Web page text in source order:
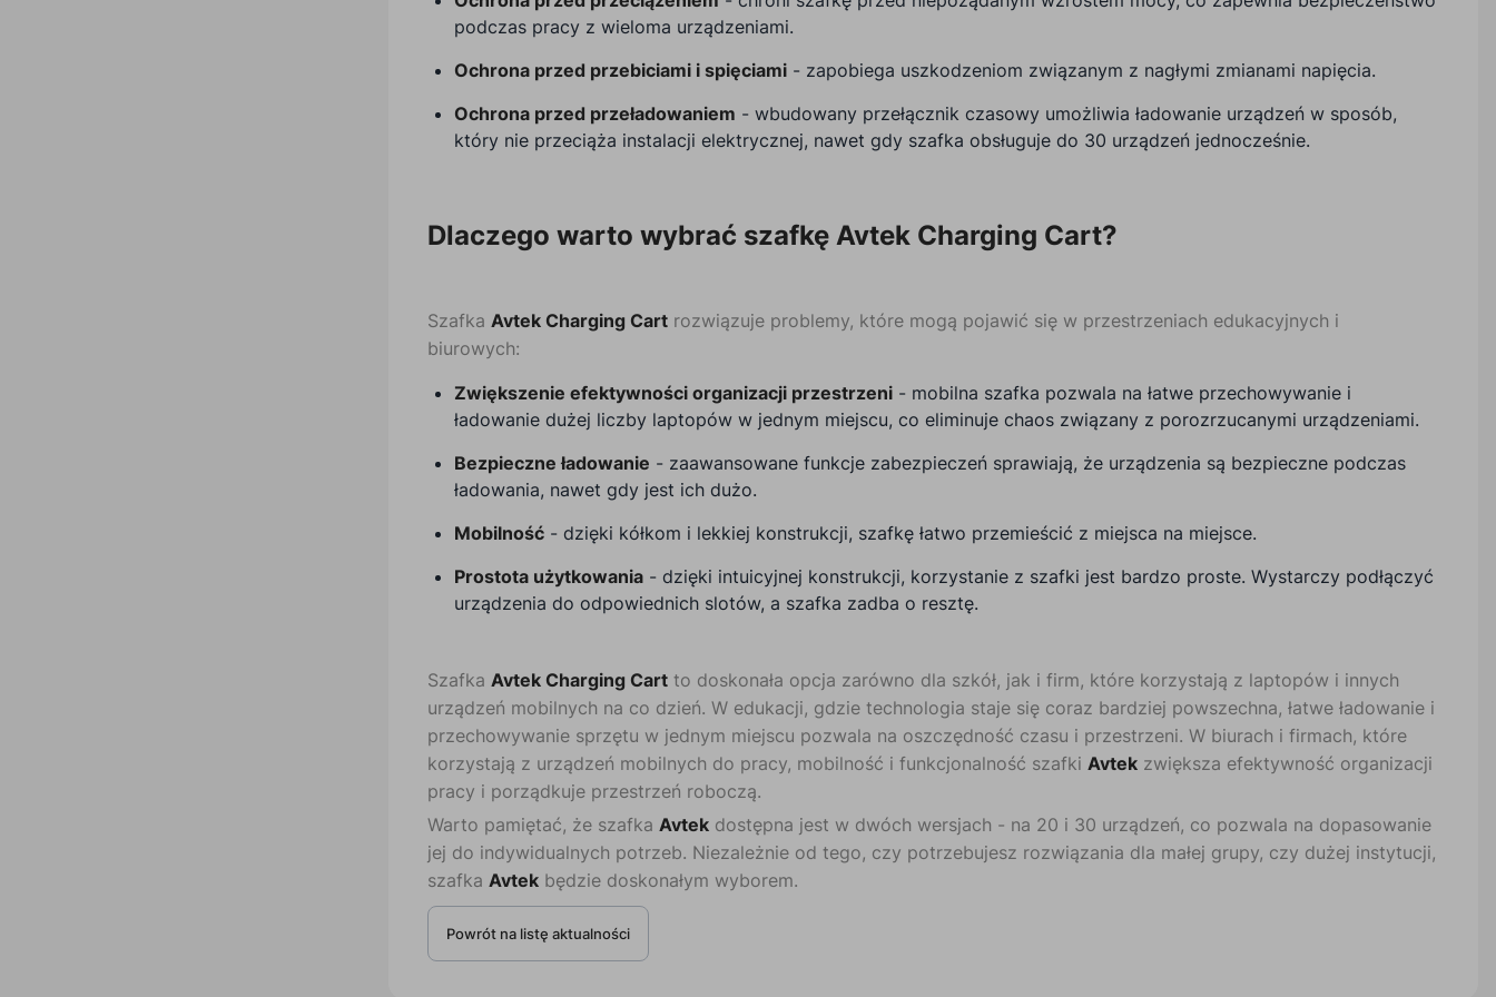
podczas pracy z wieloma urządzeniami.
Ochrona przed przebiciami i spięciami - zapobiega uszkodzeniom związanym z nagłymi zmianami napięcia.
Ochrona przed przeładowaniem - wbudowany przełącznik czasowy umożliwia ładowanie urządzeń w sposób,
który nie przeciąża instalacji elektrycznej, nawet gdy szafka obsługuje do 30 urządzeń jednocześnie.
Dlaczego warto wybrać szafkę Avtek Charging Cart?
Szafka Avtek Charging Cart rozwiązuje problemy, które mogą pojawić się w przestrzeniach edukacyjnych i
biurowych:
Zwiększenie efektywności organizacji przestrzeni - mobilna szafka pozwala na łatwe przechowywanie i
ładowanie dużej liczby laptopów w jednym miejscu, co eliminuje chaos związany z porozrzucanymi urządzeniami.
Bezpieczne ładowanie - zaawansowane funkcje zabezpieczeń sprawiają, że urządzenia są bezpieczne podczas
ładowania, nawet gdy jest ich dużo.
Mobilność - dzięki kółkom i lekkiej konstrukcji, szafkę łatwo przemieścić z miejsca na miejsce.
Prostota użytkowania - dzięki intuicyjnej konstrukcji, korzystanie z szafki jest bardzo proste. Wystarczy podłączyć
urządzenia do odpowiednich slotów, a szafka zadba o resztę.
Szafka Avtek Charging Cart to doskonała opcja zarówno dla szkół, jak i firm, które korzystają z laptopów i innych
urządzeń mobilnych na co dzień. W edukacji, gdzie technologia staje się coraz bardziej powszechna, łatwe ładowanie i
przechowywanie sprzętu w jednym miejscu pozwala na oszczędność czasu i przestrzeni. W biurach i firmach, które
korzystają z urządzeń mobilnych do pracy, mobilność i funkcjonalność szafki Avtek zwiększa efektywność organizacji
pracy i porządkuje przestrzeń roboczą.
Warto pamiętać, że szafka Avtek dostępna jest w dwóch wersjach - na 20 i 30 urządzeń, co pozwala na dopasowanie
jej do indywidualnych potrzeb. Niezależnie od tego, czy potrzebujesz rozwiązania dla małej grupy, czy dużej instytucji,
szafka Avtek będzie doskonałym wyborem.
Powrót na listę aktualności